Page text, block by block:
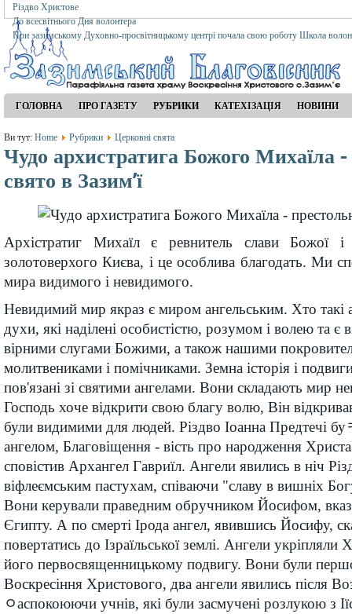
Різдво Христове
До всесвітнього Дня волонтера
При зазимському Духовно-просвітницькому центрі почала свою роботу Школа
ГОЛОВНА ПРО ГАЗЕТУ РУБРИКИ КАТЕХІЗАЦІЯ НОВИНИ
Ви тут: Home Рубрики Церковні свята
Чудо архистратига Божого Михаїла -
свято в Зазим’ї
Архістратиг Михаїл є ревнитель слави Божої і
золотоверхого Києва, і це особлива благодать. Ми
мира видимого і невидимого.
Невидимий мир якраз є миром ангельським. Хто такі
духи, які наділені особистістю, розумом і волею та є
вірними слугами Божими, а також нашими
молитвениками і помічниками. Земна історія і
пов'язані зі святими ангелами. Вони складають мир
Господь хоче відкрити свою благу волю, Він відкривав
були видимими для людей. Різдво Іоанна Предтечі
ангелом, Благовіщення - вість про народження
сповістив Архангел Гавриїл. Ангели явились в ніч
віфлеємським пастухам, співаючи "славу в вишніх
Вони керували праведним обручником Йосифом,
Єгипту. А по смерті Ірода ангел, явившись Йосифу,
повертатись до Ізраїльської землі. Ангели укріпляли
його первосвященницькому подвигу. Вони були
Воскресіння Христового, два ангели явились після
ﾷаспокоюючи учнів, які були засмучені розлукою з